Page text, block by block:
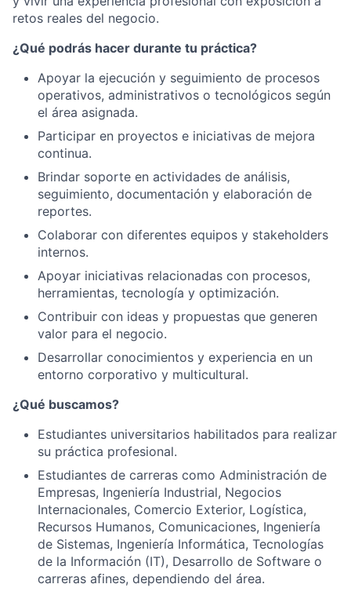
retos reales del negocio.
¿Qué podrás hacer durante tu práctica?
Apoyar la ejecución y seguimiento de procesos
operativos, administrativos o tecnológicos según
el área asignada.
Participar en proyectos e iniciativas de mejora
continua.
Brindar soporte en actividades de análisis,
seguimiento, documentación y elaboración de
reportes.
Colaborar con diferentes equipos y stakeholders
internos.
Apoyar iniciativas relacionadas con procesos,
herramientas, tecnología y optimización.
Contribuir con ideas y propuestas que generen
valor para el negocio.
Desarrollar conocimientos y experiencia en un
entorno corporativo y multicultural.
¿Qué buscamos?
Estudiantes universitarios habilitados para realizar
su práctica profesional.
Estudiantes de carreras como Administración de
Empresas, Ingeniería Industrial, Negocios
Internacionales, Comercio Exterior, Logística,
Recursos Humanos, Comunicaciones, Ingeniería
de Sistemas, Ingeniería Informática, Tecnologías
de la Información (IT), Desarrollo de Software o
carreras afines, dependiendo del área.